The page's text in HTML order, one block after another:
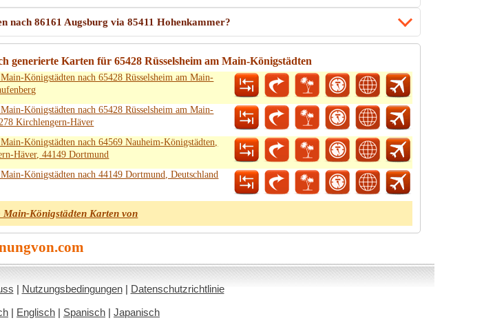
nach 86161 Augsburg via 85411 Hohenkammer?
generierte Karten für 65428 Rüsselsheim am Main-Königstädten
Königstädten nach 65428 Rüsselsheim am Main-
Königstädten nach 65428 Rüsselsheim am Main-
Kirchlengern-Häver
Königstädten nach 64569 Nauheim-Königstädten,
Häver, 44149 Dortmund
Königstädten nach 44149 Dortmund, Deutschland
Main-Königstädten Karten von
| Nutzungsbedingungen| Datenschutzrichtlinie
| Englisch | Spanisch | Japanisch